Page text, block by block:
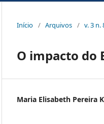
Início / Arquivos / v. 3 n.
O impacto do
Maria Elisabeth Pereira